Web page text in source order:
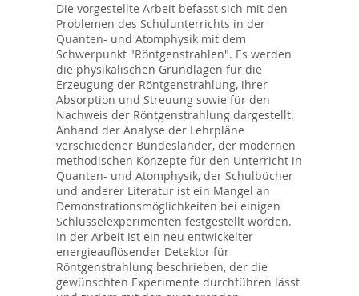
Die vorgestellte Arbeit befasst sich mit den
Problemen des Schulunterrichts in der
Quanten- und Atomphysik mit dem
Schwerpunkt "Röntgenstrahlen". Es werden
die physikalischen Grundlagen für die
Erzeugung der Röntgenstrahlung, ihrer
Absorption und Streuung sowie für den
Nachweis der Röntgenstrahlung dargestellt.
Anhand der Analyse der Lehrpläne
verschiedener Bundesländer, der modernen
methodischen Konzepte für den Unterricht in
Quanten- und Atomphysik, der Schulbücher
und anderer Literatur ist ein Mangel an
Demonstrationsmöglichkeiten bei einigen
Schlüsselexperimenten festgestellt worden.
In der Arbeit ist ein neu entwickelter
energieauflösender Detektor für
Röntgenstrahlung beschrieben, der die
gewünschten Experimente durchführen lässt